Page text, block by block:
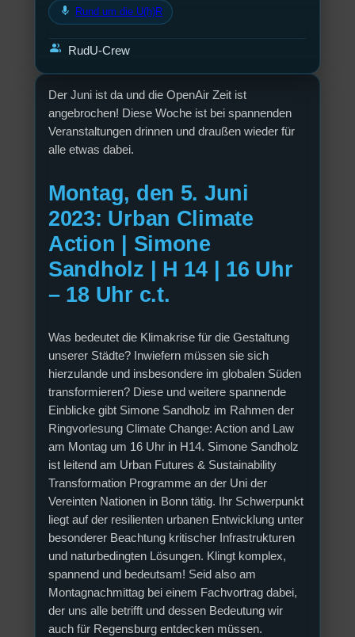
Der Juni ist da und die OpenAir Zeit ist
angebrochen! Diese Woche ist bei spannenden
Veranstaltungen drinnen und draußen wieder für
alle etwas dabei.
Montag, den 5. Juni
2023: Urban Climate
Action | Simone
Sandholz | H 14 | 16 Uhr
– 18 Uhr c.t.
Was bedeutet die Klimakrise für die Gestaltung
unserer Städte? Inwiefern müssen sie sich
hierzulande und insbesondere im globalen Süden
transformieren? Diese und weitere spannende
Einblicke gibt Simone Sandholz im Rahmen der
Ringvorlesung Climate Change: Action and Law
am Montag um 16 Uhr in H14. Simone Sandholz
ist leitend am Urban Futures & Sustainability
Transformation Programme an der Uni der
Vereinten Nationen in Bonn tätig. Ihr Schwerpunkt
liegt auf der resilienten urbanen Entwicklung unter
besonderer Beachtung kritischer Infrastrukturen
und naturbedingten Lösungen. Klingt komplex,
spannend und bedeutsam! Seid also am
Montagnachmittag bei einem Fachvortrag dabei,
der uns alle betrifft und dessen Bedeutung wir
auch für Regensburg entdecken müssen.
mic Rund um die U(h)R
group RudU-Crew